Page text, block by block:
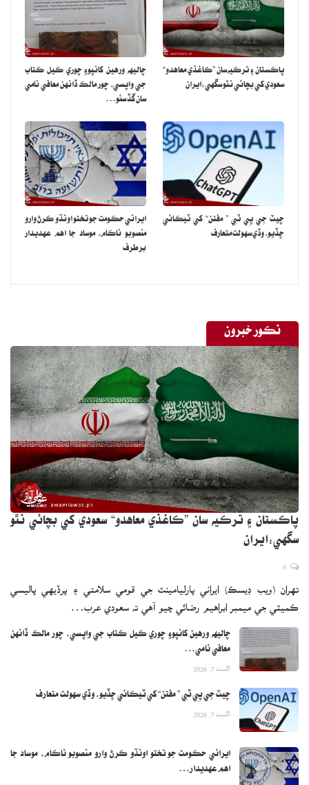
پاڪستان ۽ ترڪيه سان ”ڪاغذي معاهدو“
سعودي کي بچائي نٿو سگهي:ايران
چاليهه ورهين کانپوءِ چوري ڪيل ڪتاب
جي واپسي، چور مالڪ ڏانهن معافي نامي
سان گڏ سئو…
چيٽ جِي پِي ٽِي ” مفتن“ کي ٽيڪائي
ڇڏيو، وڏي سهولت متعارف
ايراني حڪومت جو تختو اونڌو ڪرڻ وارو
منصوبو ناڪام، موساد جا اهم عهديدار
برطرف
نڪور خبرون
پاڪستان ۽ ترڪيه سان ”ڪاغذي معاهدو“ سعودي کي بچائي نٿو
سگهي:ايران
تهران (ويب ڊيسڪ) ايراني پارليامينٽ جي قومي سلامتي ۽ پرڏيهي پاليسي
ڪميٽي جي ميمبر ابراهيم رضائي چيو آهي ته سعودي عرب…
چاليهه ورهين کانپوءِ چوري ڪيل ڪتاب جي واپسي، چور مالڪ ڏانهن
معافي نامي…
اگست 7, 2026
چيٽ جِي پِي ٽِي ” مفتن“ کي ٽيڪائي ڇڏيو، وڏي سهولت متعارف
اگست 7, 2026
ايراني حڪومت جو تختو اونڌو ڪرڻ وارو منصوبو ناڪام، موساد جا
اهم عهديدار…